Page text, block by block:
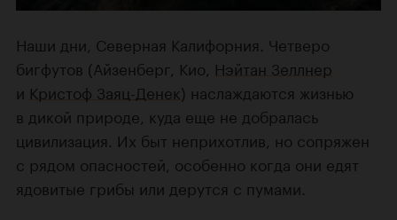
Наши дни, Северная Калифорния. Четверо
бигфутов (Айзенберг, Кио, Нэйтан Зеллнер
и Кристоф Заяц-Денек) наслаждаются жизнью
в дикой природе, куда еще не добралась
цивилизация. Их быт неприхотлив, но сопряжен
с рядом опасностей, особенно когда они едят
ядовитые грибы или дерутся с пумами.